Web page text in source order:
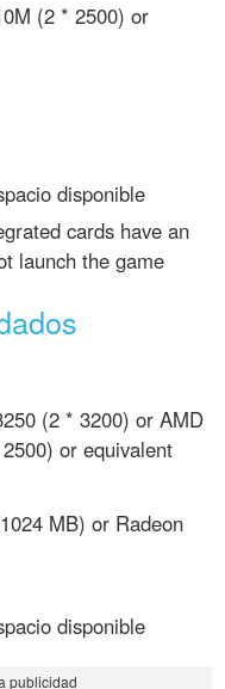
(2 * 2500) or
disponible
cards have an
launch the game
(2 * 3200) or AMD
or equivalent
MB) or Radeon
disponible